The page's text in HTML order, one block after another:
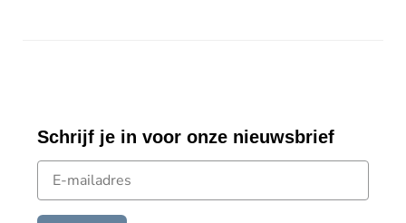
Schrijf je in voor onze nieuwsbrief
E-mailadres